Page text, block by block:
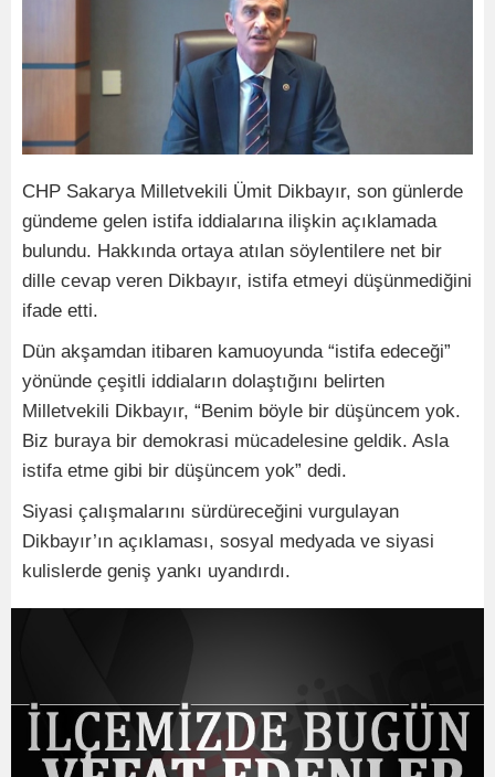
CHP Sakarya Milletvekili Ümit Dikbayır, son günlerde
gündeme gelen istifa iddialarına ilişkin açıklamada
bulundu. Hakkında ortaya atılan söylentilere net bir
dille cevap veren Dikbayır, istifa etmeyi düşünmediğini
ifade etti.
Dün akşamdan itibaren kamuoyunda “istifa edeceği”
yönünde çeşitli iddiaların dolaştığını belirten
Milletvekili Dikbayır, “Benim böyle bir düşüncem yok.
Biz buraya bir demokrasi mücadelesine geldik. Asla
istifa etme gibi bir düşüncem yok” dedi.
Siyasi çalışmalarını sürdüreceğini vurgulayan
Dikbayır’ın açıklaması, sosyal medyada ve siyasi
kulislerde geniş yankı uyandırdı.